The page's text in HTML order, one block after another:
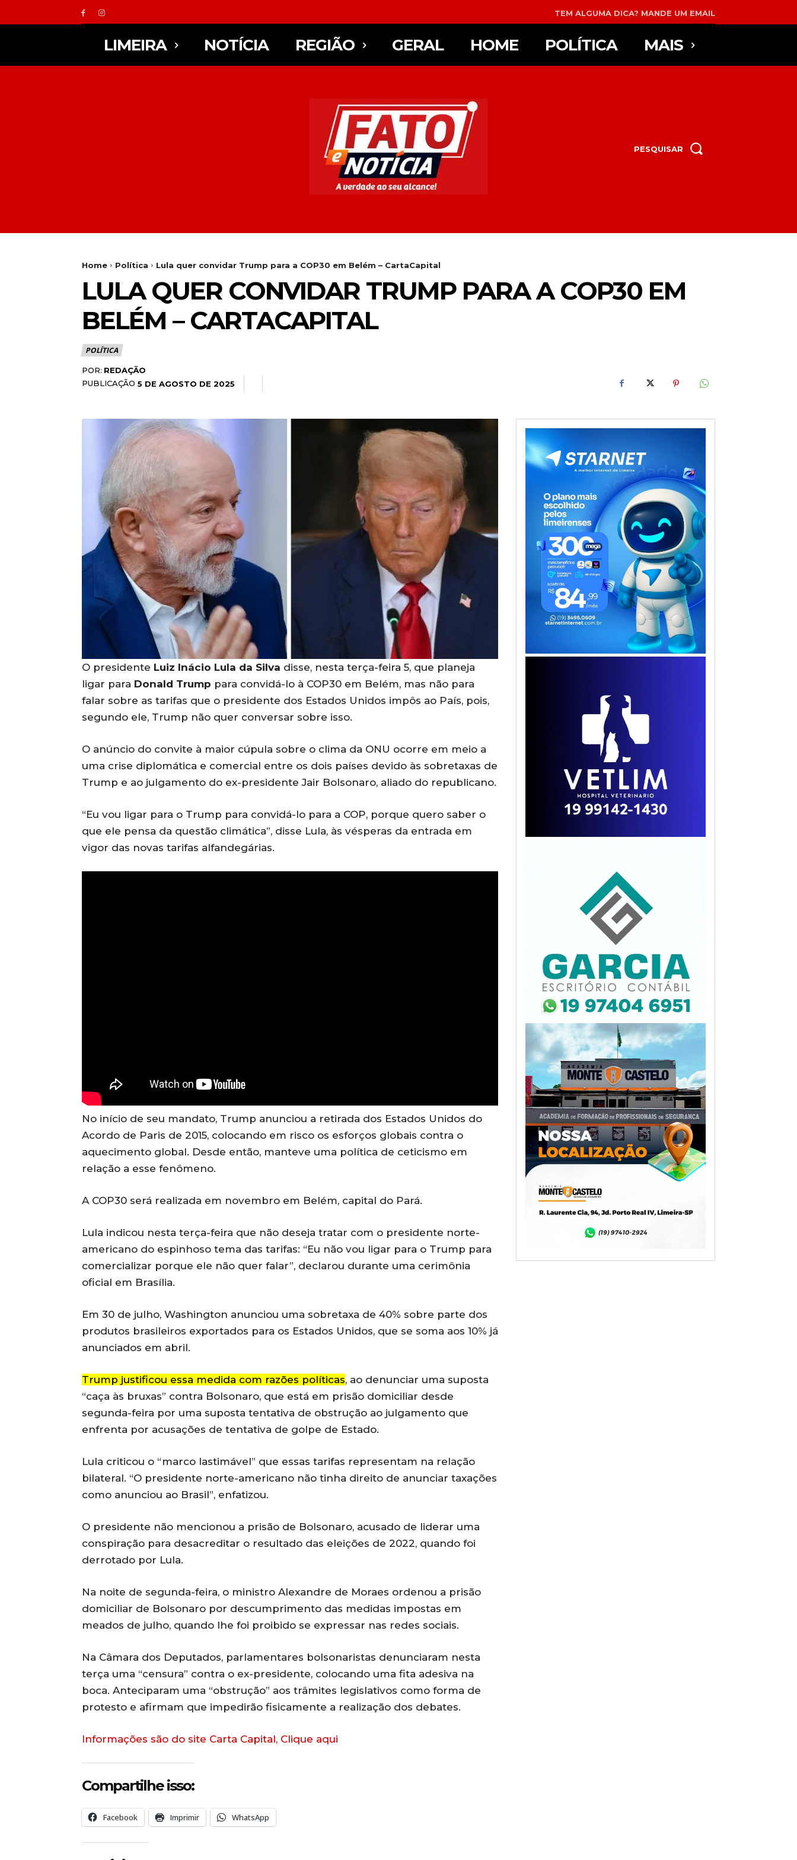
TEM ALGUMA DICA? MANDE UM EMAIL
LIMEIRA NOTÍCIA REGIÃO GERAL HOME POLÍTICA MAIS
PESQUISAR
Home Política Lula quer convidar Trump para a COP30 em Belém – CartaCapital
LULA QUER CONVIDAR TRUMP PARA A COP30 EM
BELÉM – CARTACAPITAL
POLÍTICA
POR: REDAÇÃO
PUBLICAÇÃO 5 DE AGOSTO DE 2025
O presidente Luiz Inácio Lula da Silva disse, nesta terça-feira 5, que planeja
ligar para Donald Trump para convidá-lo à COP30 em Belém, mas não para
falar sobre as tarifas que o presidente dos Estados Unidos impôs ao País, pois,
segundo ele, Trump não quer conversar sobre isso.
O anúncio do convite à maior cúpula sobre o clima da ONU ocorre em meio a
uma crise diplomática e comercial entre os dois países devido às sobretaxas de
Trump e ao julgamento do ex-presidente Jair Bolsonaro, aliado do republicano.
“Eu vou ligar para o Trump para convidá-lo para a COP, porque quero saber o
que ele pensa da questão climática”, disse Lula, às vésperas da entrada em
vigor das novas tarifas alfandegárias.
No início de seu mandato, Trump anunciou a retirada dos Estados Unidos do
Acordo de Paris de 2015, colocando em risco os esforços globais contra o
aquecimento global. Desde então, manteve uma política de ceticismo em
relação a esse fenômeno.
A COP30 será realizada em novembro em Belém, capital do Pará.
Lula indicou nesta terça-feira que não deseja tratar com o presidente norte-
americano do espinhoso tema das tarifas: “Eu não vou ligar para o Trump para
comercializar porque ele não quer falar”, declarou durante uma cerimônia
oficial em Brasília.
Em 30 de julho, Washington anunciou uma sobretaxa de 40% sobre parte dos
produtos brasileiros exportados para os Estados Unidos, que se soma aos 10% já
anunciados em abril.
Trump justificou essa medida com razões políticas, ao denunciar uma suposta
“caça às bruxas” contra Bolsonaro, que está em prisão domiciliar desde
segunda-feira por uma suposta tentativa de obstrução ao julgamento que
enfrenta por acusações de tentativa de golpe de Estado.
Lula criticou o “marco lastimável” que essas tarifas representam na relação
bilateral. “O presidente norte-americano não tinha direito de anunciar taxações
como anunciou ao Brasil”, enfatizou.
O presidente não mencionou a prisão de Bolsonaro, acusado de liderar uma
conspiração para desacreditar o resultado das eleições de 2022, quando foi
derrotado por Lula.
Na noite de segunda-feira, o ministro Alexandre de Moraes ordenou a prisão
domiciliar de Bolsonaro por descumprimento das medidas impostas em
meados de julho, quando lhe foi proibido se expressar nas redes sociais.
Na Câmara dos Deputados, parlamentares bolsonaristas denunciaram nesta
terça uma “censura” contra o ex-presidente, colocando uma fita adesiva na
boca. Anteciparam uma “obstrução” aos trâmites legislativos como forma de
protesto e afirmam que impedirão fisicamente a realização dos debates.
Informações são do site Carta Capital, Clique aqui
Compartilhe isso:
Facebook Imprimir WhatsApp